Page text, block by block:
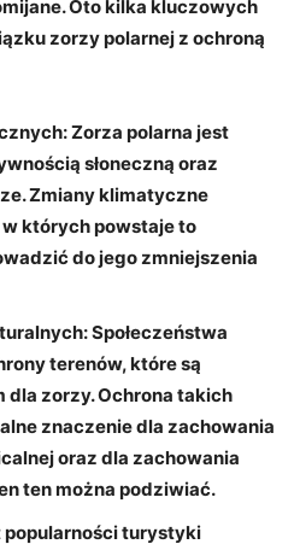
Oto kilka kluczowych
zorzy polarnej z ochroną
Zorza polarna jest
słoneczną oraz
Zmiany klimatyczne
których powstaje to
do jego zmniejszenia
Społeczeństwa
terenów, które są
zorzy. Ochrona takich
znaczenie dla zachowania
oraz dla zachowania
ten można podziwiać.
popularności turystyki